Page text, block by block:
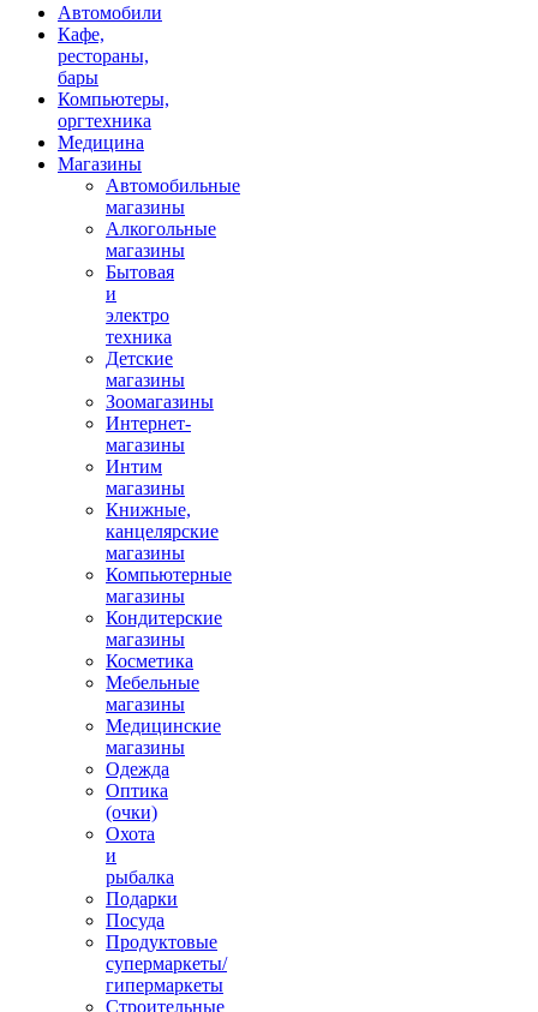
Автомобили
Кафе,
рестораны,
бары
Компьютеры,
оргтехника
Медицина
Магазины
Автомобильные
магазины
Алкогольные
магазины
Бытовая
и
электро
техника
Детские
магазины
Зоомагазины
Интернет-
магазины
Интим
магазины
Книжные,
канцелярские
магазины
Компьютерные
магазины
Кондитерские
магазины
Косметика
Мебельные
магазины
Медицинские
магазины
Одежда
Оптика
(очки)
Охота
и
рыбалка
Подарки
Посуда
Продуктовые
супермаркеты/
гипермаркеты
Строительные